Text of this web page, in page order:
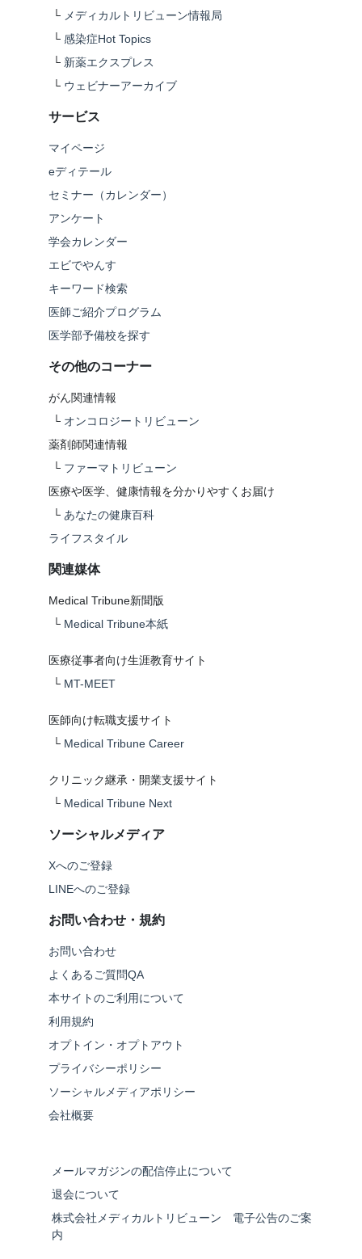
└ メディカルトリビューン情報局
└ 感染症Hot Topics
└ 新薬エクスプレス
└ ウェビナーアーカイブ
サービス
マイページ
eディテール
セミナー（カレンダー）
アンケート
学会カレンダー
エビでやんす
キーワード検索
医師ご紹介プログラム
医学部予備校を探す
その他のコーナー
がん関連情報
└ オンコロジートリビューン
薬剤師関連情報
└ ファーマトリビューン
医療や医学、健康情報を分かりやすくお届け
└ あなたの健康百科
ライフスタイル
関連媒体
Medical Tribune新聞版
└ Medical Tribune本紙
医療従事者向け生涯教育サイト
└ MT-MEET
医師向け転職支援サイト
└ Medical Tribune Career
クリニック継承・開業支援サイト
└ Medical Tribune Next
ソーシャルメディア
Xへのご登録
LINEへのご登録
お問い合わせ・規約
お問い合わせ
よくあるご質問QA
本サイトのご利用について
利用規約
オプトイン・オプトアウト
プライバシーポリシー
ソーシャルメディアポリシー
会社概要
メールマガジンの配信停止について
退会について
株式会社メディカルトリビューン 電子公告のご案
内